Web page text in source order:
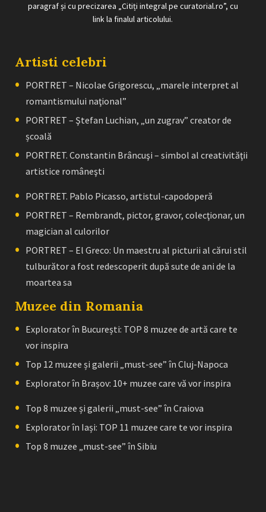
paragraf și cu precizarea „Citiți integral pe curatorial.ro”, cu
link la finalul articolului.
Artisti celebri
PORTRET – Nicolae Grigorescu, „marele interpret al
romantismului naţional”
PORTRET – Ştefan Luchian, „un zugrav” creator de
școală
PORTRET. Constantin Brâncuşi – simbol al creativităţii
artistice româneşti
PORTRET. Pablo Picasso, artistul-capodoperă
PORTRET – Rembrandt, pictor, gravor, colecţionar, un
magician al culorilor
PORTRET – El Greco: Un maestru al picturii al cărui stil
tulburător a fost redescoperit după sute de ani de la
moartea sa
Muzee din Romania
Explorator în București: TOP 8 muzee de artă care te
vor inspira
Top 12 muzee și galerii „must-see” în Cluj-Napoca
Explorator în Brașov: 10+ muzee care vă vor inspira
Top 8 muzee și galerii „must-see” în Craiova
Explorator în Iași: TOP 11 muzee care te vor inspira
Top 8 muzee „must-see” în Sibiu